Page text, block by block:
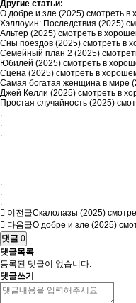
Другие статьи:
О добре и зле (2025) смотреть в
Хэллоуин: Последствия (2025)
Альтер (2025) смотреть в
Сны поездов (2025) смотреть в
Семейный план 2 (2025)
Юбилей (2025) смотреть в
Сцена (2025) смотреть в
Самая богатая женщина в мире
Джей Келли (2025) смотреть в
Простая случайность (2025)
.
.
.
.
.
.
.
.
.
.
이전글Скалолазы (2025)
다음글О добре и зле (2025)
댓글 0
댓글목록
등록된 댓글이 없습니다.
댓글쓰기